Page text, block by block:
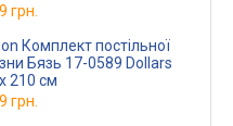
грн.
Комплект постільної
Dollars
210 см
грн.